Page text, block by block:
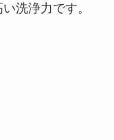
洗浄力です。